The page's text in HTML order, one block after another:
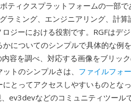
ティクスプラットフォームの一部で
ラミング、エンジニアリング、計算
ジーにおける役割です。RGFはデ
についてのシンプルで具体的な例
容を調べ、対応する画像をブリッ
トのシンプルさは、 ファイルフォ
とってアクセスしやすいものとなっ
ev3devなどのコミュニティツール